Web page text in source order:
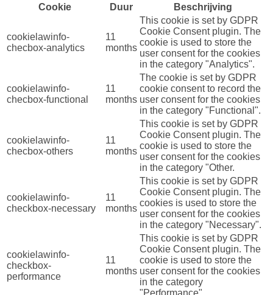
Cookie
Duur Beschrijving
cookielawinfo-
checbox-analytics
11
months
This cookie is set by GDPR
Cookie Consent plugin. The
cookie is used to store the
user consent for the cookies
in the category "Analytics".
cookielawinfo-
checbox-functional
11
months
The cookie is set by GDPR
cookie consent to record the
user consent for the cookies
in the category "Functional".
cookielawinfo-
checbox-others
11
months
This cookie is set by GDPR
Cookie Consent plugin. The
cookie is used to store the
user consent for the cookies
in the category "Other.
cookielawinfo-
checkbox-necessary
11
months
This cookie is set by GDPR
Cookie Consent plugin. The
cookies is used to store the
user consent for the cookies
in the category "Necessary".
cookielawinfo-
checkbox-
performance
11
months
This cookie is set by GDPR
Cookie Consent plugin. The
cookie is used to store the
user consent for the cookies
in the category
"Performance".